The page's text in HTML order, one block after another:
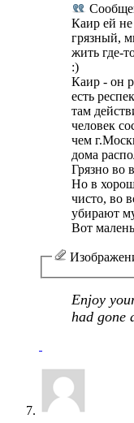
Каир ей не
грязный,
жить где-
:)
Каир - он
есть
там
человек
чем
дома
Грязно во
Но в
чисто, во
убирают
Вот
Enjoy
had gone